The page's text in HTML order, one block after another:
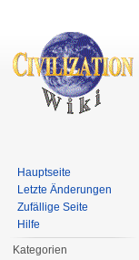
Hauptseite
Letzte Änderungen
Zufällige Seite
Hilfe
Kategorien